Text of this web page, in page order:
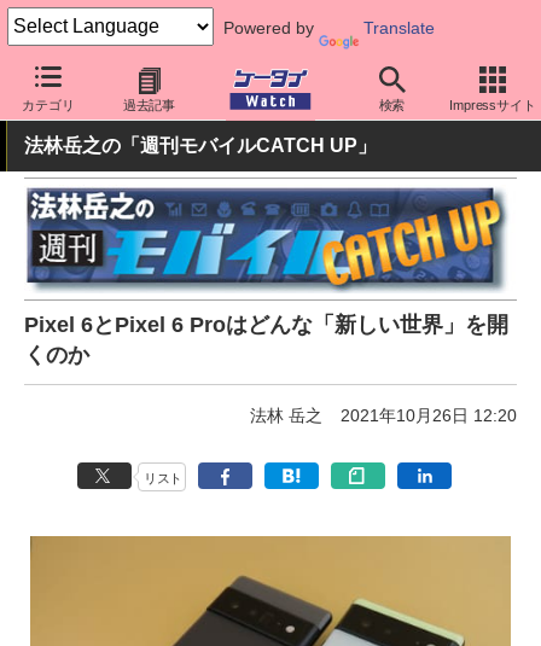
Powered by Translate
カテゴリ 過去記事 検索 Impressサイト
ケータイ Watch OS Android Pixel
法林岳之の「週刊モバイルCATCH UP」
Pixel 6とPixel 6 Proはどんな「新しい世界」を開
くのか
法林 岳之 2021年10月26日 12:20
リスト